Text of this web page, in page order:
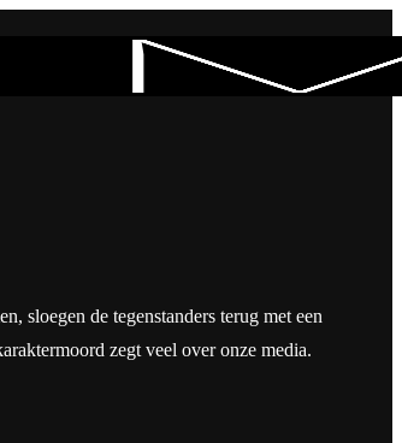
sloegen de tegenstanders terug met een
zegt veel over onze media.